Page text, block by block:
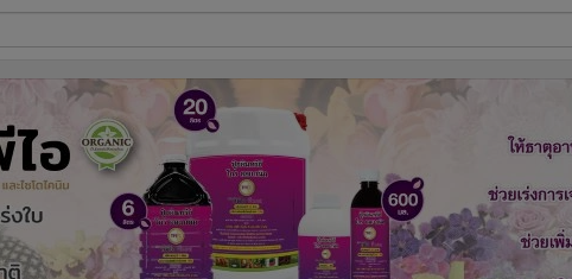
ใช้
สูง